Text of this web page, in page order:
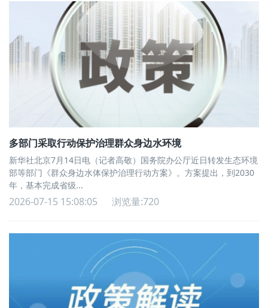
多部门采取行动保护治理群众身边水环境
新华社北京7月14日电（记者高敬）国务院办公厅近日转发生态环境
部等部门《群众身边水体保护治理行动方案》。方案提出，到2030
年，基本完成省级...
2026-07-15 15:08:05 浏览量:720